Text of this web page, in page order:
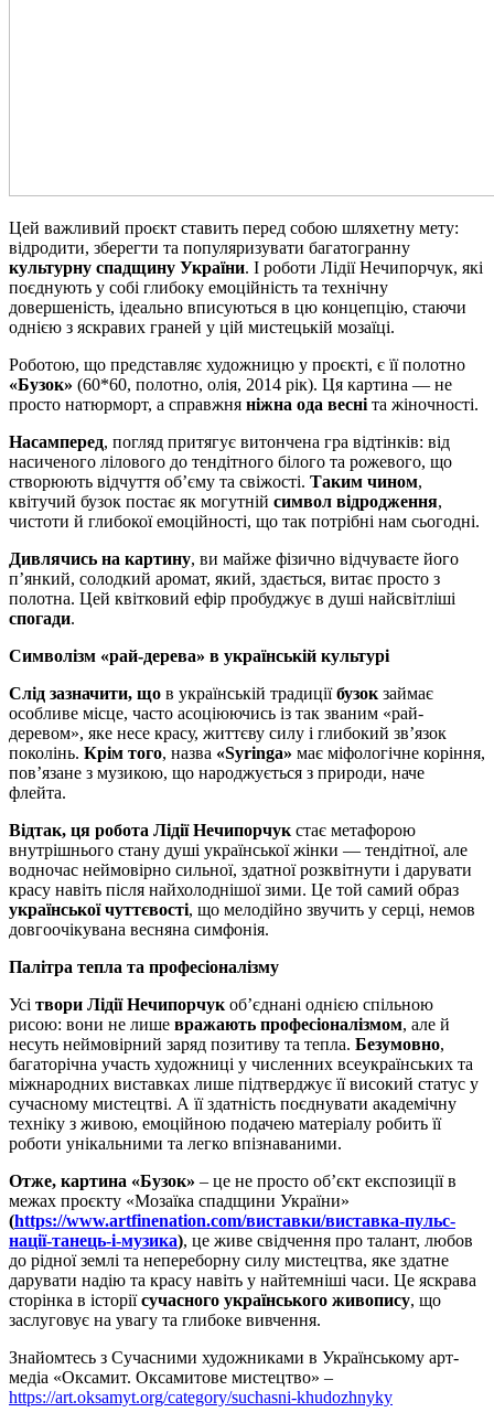
Цей важливий проєкт ставить перед собою шляхетну мету:
відродити, зберегти та популяризувати багатогранну
культурну спадщину України. І роботи Лідії Нечипорчук, які
поєднують у собі глибоку емоційність та технічну
довершеність, ідеально вписуються в цю концепцію, стаючи
однією з яскравих граней у цій мистецькій мозаїці.
Роботою, що представляє художницю у проєкті, є її полотно
«Бузок» (60*60, полотно, олія, 2014 рік). Ця картина — не
просто натюрморт, а справжня ніжна ода весні та жіночності.
Насамперед, погляд притягує витончена гра відтінків: від
насиченого лілового до тендітного білого та рожевого, що
створюють відчуття об’єму та свіжості. Таким чином,
квітучий бузок постає як могутній символ відродження,
чистоти й глибокої емоційності, що так потрібні нам сьогодні.
Дивлячись на картину, ви майже фізично відчуваєте його
п’янкий, солодкий аромат, який, здається, витає просто з
полотна. Цей квітковий ефір пробуджує в душі найсвітліші
спогади.
Символізм «рай-дерева» в українській культурі
Слід зазначити, що в українській традиціїбузок займає
особливе місце, часто асоціюючись із так званим «рай-
деревом», яке несе красу, життєву силу і глибокий зв’язок
поколінь. Крім того, назва «Syringa» має міфологічне коріння,
пов’язане з музикою, що народжується з природи, наче
флейта.
Відтак, ця робота Лідії Нечипорчук стає метафорою
внутрішнього стану душі української жінки — тендітної, але
водночас неймовірно сильної, здатної розквітнути і дарувати
красу навіть після найхолоднішої зими. Це той самий образ
української чуттєвості, що мелодійно звучить у серці, немов
довгоочікувана весняна симфонія.
Палітра тепла та професіоналізму
Усі твори Лідії Нечипорчук об’єднані однією спільною
рисою: вони не лише вражають професіоналізмом, але й
несуть неймовірний заряд позитиву та тепла. Безумовно,
багаторічна участь художниці у численних всеукраїнських та
міжнародних виставках лише підтверджує її високий статус у
сучасному мистецтві. А її здатність поєднувати академічну
техніку з живою, емоційною подачею матеріалу робить її
роботи унікальними та легко впізнаваними.
Отже, картина «Бузок» – це не просто об’єкт експозиції в
межах проєкту «Мозаїка спадщини України»
(https://www.artfinenation.com/виставки/виставка-пульс-
нації-танець-і-музика), це живе свідчення про талант, любов
до рідної землі та непереборну силу мистецтва, яке здатне
дарувати надію та красу навіть у найтемніші часи. Це яскрава
сторінка в історіїсучасного українського живопису, що
заслуговує на увагу та глибоке вивчення.
Знайомтесь з Сучасними художниками в Українському арт-
медіа «Оксамит. Оксамитове мистецтво» –
https://art.oksamyt.org/category/suchasni-khudozhnyky